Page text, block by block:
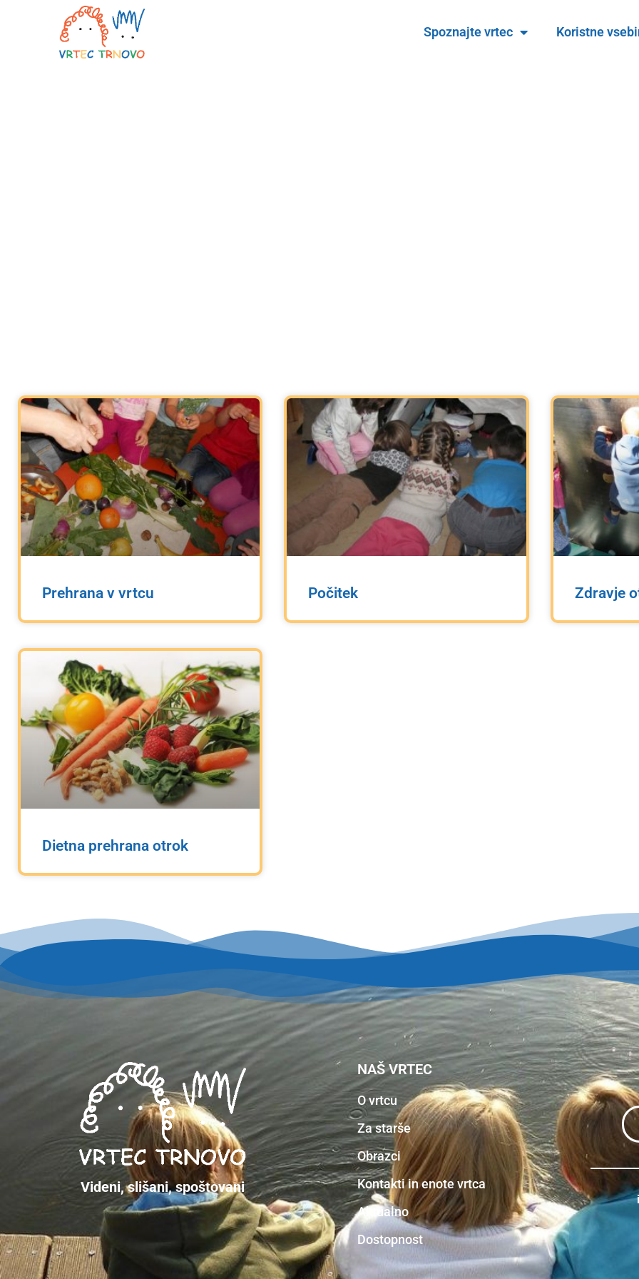
Spoznajte vrtec Koristne
Prehrana v vrtcu Počitek Zdravje
Dietna prehrana otrok
Videni, slišani, spoštovani
NAŠ VRTEC
O vrtcu
Za starše
Obrazci
Kontakti in enote vrtca
Aktualno
Dostopnost